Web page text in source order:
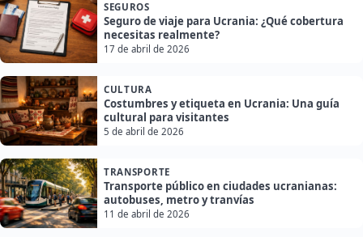
SEGUROS
Seguro de viaje para Ucrania: ¿Qué cobertura
necesitas realmente?
17 de abril de 2026
CULTURA
Costumbres y etiqueta en Ucrania: Una guía
cultural para visitantes
5 de abril de 2026
TRANSPORTE
Transporte público en ciudades ucranianas:
autobuses, metro y tranvías
11 de abril de 2026